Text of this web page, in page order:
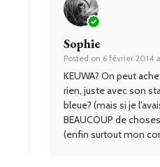
Sophie
Posted on 6 février 2014
KEUWA? On peut
rien, juste avec son
bleue? (mais si je
BEAUCOUP de
(enfin surtout mon